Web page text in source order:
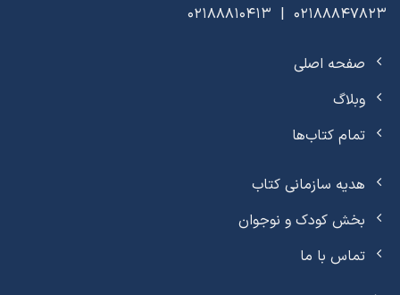
02188847823 | 02188810413
صفحه اصلی
وبلاگ
تمام کتاب‌ها
هدیه سازمانی کتاب
بخش کودک و نوجوان
تماس با ما